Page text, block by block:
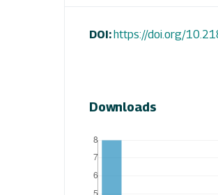
DOI:https://doi.org/
Downloads